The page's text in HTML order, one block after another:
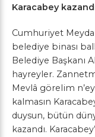
Karacabey
Cumhuriyet
belediye binası
Belediye Başkanı
hayreyler.
Mevlâ görelim
kalmasın
duysun, bütün
kazandı.